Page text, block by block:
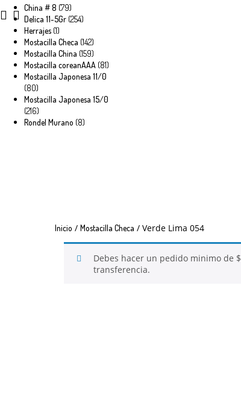
China # 8 7979
productos
Delica 11-5Gr 254254
Herrajes 11
producto
Mostacilla Checa 142142
productos
Mostacilla China 159159
productos
Mostacilla coreanAAA 8181
Mostacilla Japonesa 11/0
8080
productos
Mostacilla Japonesa 15/0
216216
productos
Rondel Murano 88
Inicio / Mostacilla Checa / Verde Lima 054
Debes hacer un pedido minimo de $
transferencia.